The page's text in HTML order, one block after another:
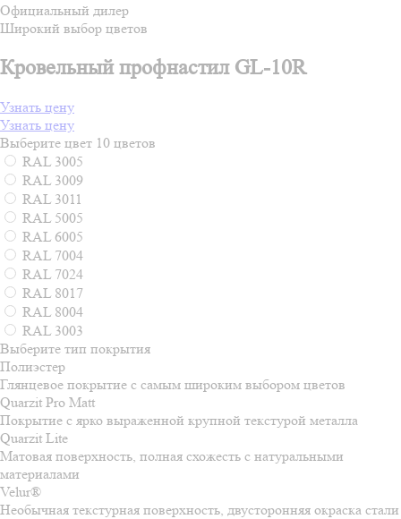
Официальный дилер
Широкий выбор цветов
Кровельный профнастил GL-10R
Узнать цену
Узнать цену
Выберите цвет 10 цветов
RAL 3005
RAL 3009
RAL 3011
RAL 5005
RAL 6005
RAL 7004
RAL 7024
RAL 8017
RAL 8004
RAL 3003
Выберите тип покрытия
Полиэстер
Глянцевое покрытие с самым широким выбором цветов
Quarzit Pro Matt
Покрытие с ярко выраженной крупной текстурой металла
Quarzit Lite
Матовая поверхность, полная схожесть с натуральными
материалами
Velur®
Необычная текстурная поверхность, двусторонняя окраска стали